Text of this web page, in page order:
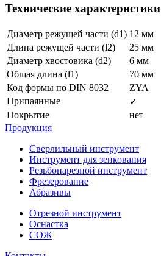
Технические характеристики
Диаметр режущей части (d1) 12 мм
Длина режущей части (l2)
25 мм
Диаметр хвостовика (d2)
6 мм
Общая длина (l1)
70 мм
Код формы по DIN 8032
ZYA
Припаянные
✓
Покрытие
нет
Продукция
Сверлильный инструмент
Инструмент для зенкования
Резьбонарезной инструмент
Фрезерование
Абразивы
Отрезной инструмент
Оснастка
СОЖ